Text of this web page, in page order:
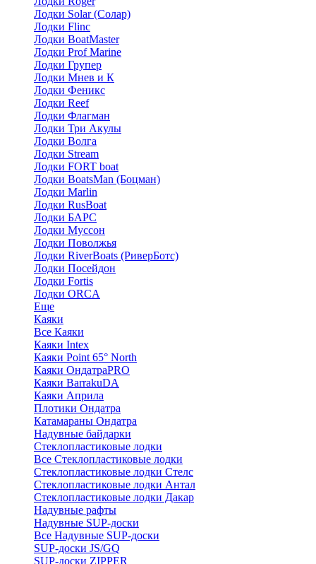
Лодки Solar (Солар)
Лодки Flinc
Лодки BoatMaster
Лодки Prof Marine
Лодки Групер
Лодки Мнев и К
Лодки Феникс
Лодки Reef
Лодки Флагман
Лодки Три Акулы
Лодки Волга
Лодки Stream
Лодки FORT boat
Лодки BoatsMan (Боцман)
Лодки Marlin
Лодки RusBoat
Лодки БАРС
Лодки Муссон
Лодки Поволжья
Лодки RiverBoats (РиверБотс)
Лодки Посейдон
Лодки Fortis
Лодки ORCA
Еще
Каяки
Все Каяки
Каяки Intex
Каяки Point 65° North
Каяки ОндатраPRO
Каяки BarrakuDA
Каяки Априла
Плотики Ондатра
Катамараны Ондатра
Надувные байдарки
Стеклопластиковые лодки
Все Стеклопластиковые лодки
Стеклопластиковые лодки Стелс
Стеклопластиковые лодки Антал
Стеклопластиковые лодки Дакар
Надувные рафты
Надувные SUP-доски
Все Надувные SUP-доски
SUP-доски JS/GQ
SUP-доски ZIPPER